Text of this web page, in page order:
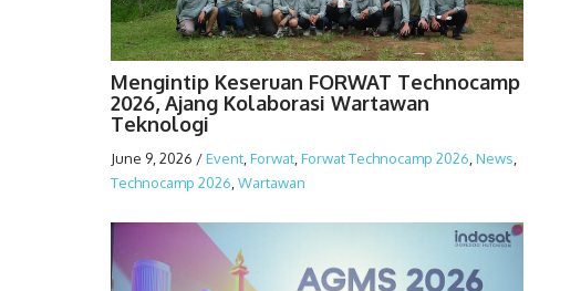
Mengintip Keseruan FORWAT Technocamp
2026, Ajang Kolaborasi Wartawan
Teknologi
June 9, 2026 /Event, Forwat, Forwat Technocamp 2026 News
Technocamp 2026 Wartawan